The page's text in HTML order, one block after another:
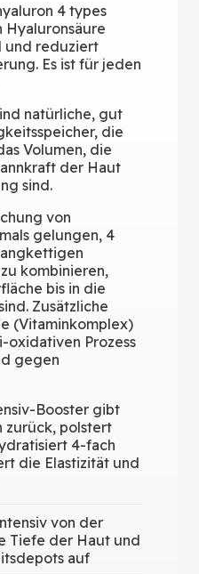
4 types
Hyaluronsäure
und reduziert
Es ist für jeden
natürliche, gut
die
Volumen, die
der Haut
sind.
von
gelungen, 4
kombinieren,
bis in die
Zusätzliche
(Vitaminkomplex)
oxidativen Prozess
gegen
Booster gibt
zurück, polstert
4-fach
die Elastizität und
von der
Tiefe der Haut und
auf